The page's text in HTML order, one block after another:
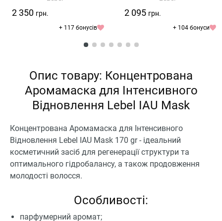
2 350 грн.
+ 117 бонусів
2 095 грн.
+ 104 бонуси
Опис товару: Концентрована
Аромамаска для Інтенсивного
Відновлення Lebel IAU Mask
Концентрована Аромамаска для Інтенсивного
Відновлення Lebel IAU Mask 170 gr - ідеальний
косметичний засіб для регенерації структури та
оптимального гідробалансу, а також продовження
молодості волосся.
Особливості:
парфумерний аромат;